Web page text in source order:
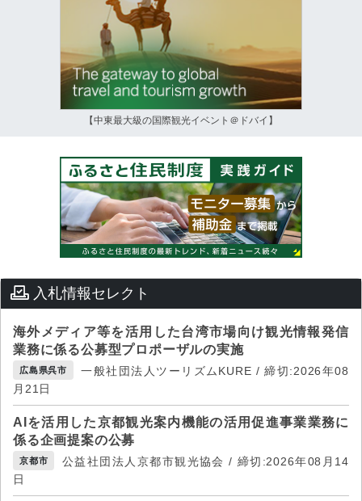
【中東最大級の国際観光イベント＠ドバイ】
入札情報セレクト
海外メディア等を活用した台湾市場向け観光情報発信
業務に係る公募型プロポーザルの実施
広島県呉市
一般社団法人ツーリズムKURE / 締切:2026年08
月21日
AIを活用した京都観光案内機能の活用促進事業業務に
係る企画提案の公募
京都市
公益社団法人京都市観光協会 / 締切:2026年08月14
日